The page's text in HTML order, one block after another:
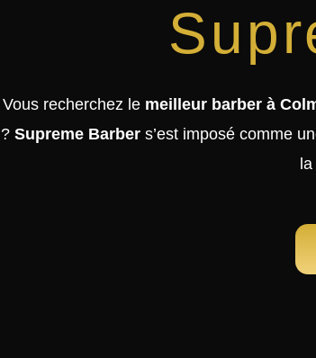
Vous recherchez le meilleur barber à
? Supreme Barbers’est imposé comme